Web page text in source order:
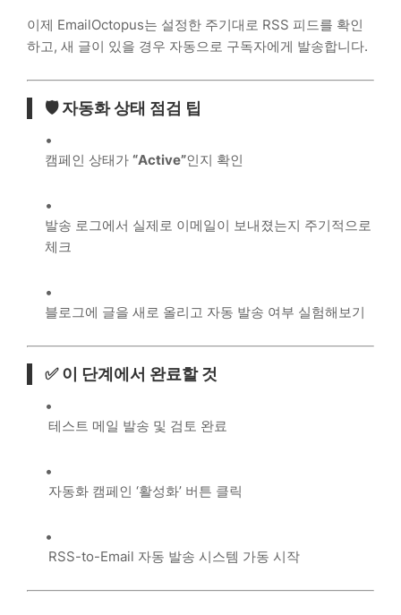
이제 EmailOctopus는 설정한 주기대로 RSS 피드를 확인
하고, 새 글이 있을 경우 자동으로 구독자에게 발송합니다.
🛡️ 자동화 상태 점검 팁
캠페인 상태가 “Active”인지 확인
발송 로그에서 실제로 이메일이 보내졌는지 주기적으로
체크
블로그에 글을 새로 올리고 자동 발송 여부 실험해보기
✅ 이 단계에서 완료할 것
테스트 메일 발송 및 검토 완료
자동화 캠페인 ‘활성화’ 버튼 클릭
RSS-to-Email 자동 발송 시스템 가동 시작